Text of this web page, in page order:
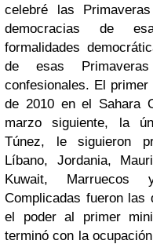
celebré las
democracias de
formalidades
de esas
confesionales. El
de 2010 en el Sahara
marzo siguiente, la
Túnez, le siguieron
Líbano, Jordania,
Kuwait,
Complicadas fueron
el poder al primer
terminó con la